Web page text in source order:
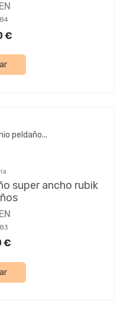
€
super ancho rubik
€